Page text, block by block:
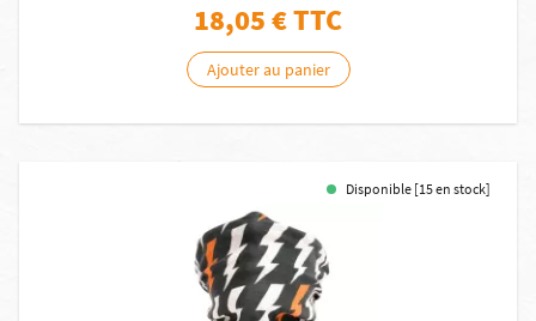
18,05€ TTC
Ajouter au panier
Disponible [15 en stock]